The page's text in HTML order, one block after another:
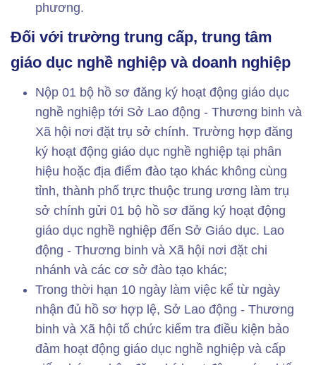
phương.
Đối với trường trung cấp, trung tâm
giáo dục nghề nghiệp và doanh nghiệp
Nộp 01 bộ hồ sơ đăng ký hoạt động giáo dục
nghề nghiệp tới Sở Lao động - Thương binh và
Xã hội nơi đặt trụ sở chính. Trường hợp đăng
ký hoạt động giáo dục nghề nghiệp tại phân
hiệu hoặc địa điểm đào tạo khác không cùng
tỉnh, thành phố trực thuộc trung ương làm trụ
sở chính gửi 01 bộ hồ sơ đăng ký hoạt động
giáo dục nghề nghiệp đến Sở Giáo dục. Lao
động - Thương binh và Xã hội nơi đặt chi
nhánh và các cơ sở đào tạo khác;
Trong thời hạn 10 ngày làm việc kể từ ngày
nhận đủ hồ sơ hợp lệ, Sở Lao động - Thương
binh và Xã hội tổ chức kiểm tra điều kiện bảo
đảm hoạt động giáo dục nghề nghiệp và cấp